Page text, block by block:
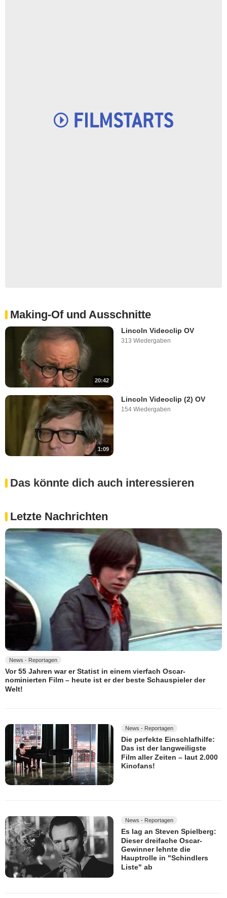
Making-Of und Ausschnitte
20:42
Lincoln Videoclip OV
313 Wiedergaben
1:09
Lincoln Videoclip (2) OV
154 Wiedergaben
Das könnte dich auch interessieren
Letzte Nachrichten
News - Reportagen
Vor 55 Jahren war er Statist in einem vierfach Oscar-
nominierten Film – heute ist er der beste Schauspieler der
Welt!
News - Reportagen
Die perfekte Einschlafhilfe:
Das ist der langweiligste
Film aller Zeiten – laut 2.000
Kinofans!
News - Reportagen
Es lag an Steven Spielberg:
Dieser dreifache Oscar-
Gewinner lehnte die
Hauptrolle in "Schindlers
Liste" ab